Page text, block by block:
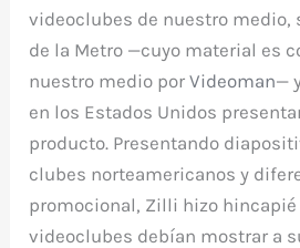
videoclubes de nuestro medio,
de la Metro —cuyo material es
nuestro medio porVideoman—
en los Estados Unidos
producto. Presentando
clubes norteamericanos y
promocional, Zilli hizo hincapié
videoclubes debían mostrar a